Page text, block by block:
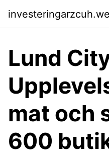
Lund
mat och
600